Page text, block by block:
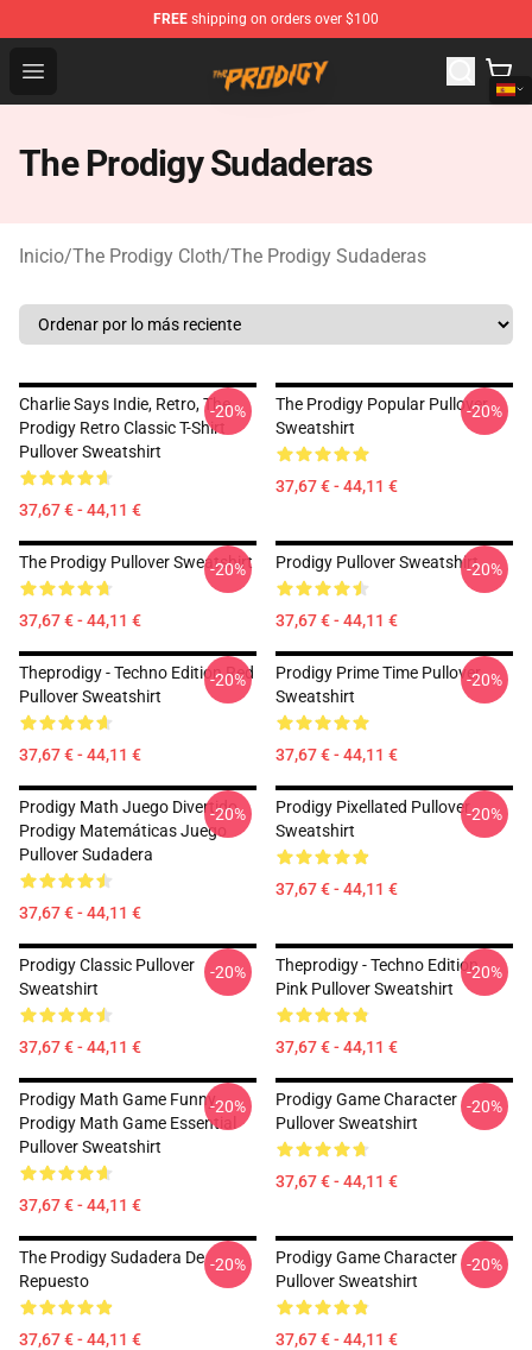
FREE shipping on orders over $100
Open menu
The Prodigy Store - Official The Prodigy Merchandise
The Prodigy Sudaderas
Inicio/The Prodigy Cloth/The Prodigy Sudaderas
Charlie Says Indie, Retro, The
Prodigy Retro Classic T-Shirt
Pullover Sweatshirt
37,67 € - 44,11 €
-20%
The Prodigy Popular Pullover
Sweatshirt
37,67 € - 44,11 €
-20%
The Prodigy Pullover Sweatshirt
37,67 € - 44,11 €
-20% Prodigy Pullover Sweatshirt
37,67 € - 44,11 €
-20%
Theprodigy - Techno Edition Red
Pullover Sweatshirt
37,67 € - 44,11 €
-20%
Prodigy Prime Time Pullover
Sweatshirt
37,67 € - 44,11 €
-20%
Prodigy Math Juego Divertido
Prodigy Matemáticas Juego
Pullover Sudadera
37,67 € - 44,11 €
-20%
Prodigy Pixellated Pullover
Sweatshirt
37,67 € - 44,11 €
-20%
Prodigy Classic Pullover
Sweatshirt
37,67 € - 44,11 €
-20%
Theprodigy - Techno Edition
Pink Pullover Sweatshirt
37,67 € - 44,11 €
-20%
Prodigy Math Game Funny
Prodigy Math Game Essential
Pullover Sweatshirt
37,67 € - 44,11 €
-20%
Prodigy Game Character
Pullover Sweatshirt
37,67 € - 44,11 €
-20%
The Prodigy Sudadera De
Repuesto
37,67 € - 44,11 €
-20%
Prodigy Game Character
Pullover Sweatshirt
37,67 € - 44,11 €
-20%